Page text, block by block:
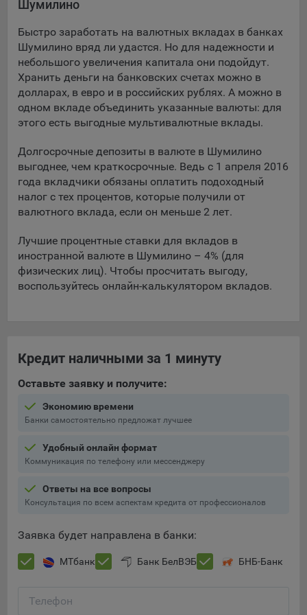
Подобные функции улучшают условия работы
9.3. Файлы cookie предпочтений, например, для настройки
контента. Данные файлы cookie собирают информацию о
выборе пользователя на сайте и его предпочтениях и
позволяют Обществу «запомнить» информацию о
выбранном пользователем городе и других местных
настройках для того, чтобы соответствующим образом
9.4. Аналитические файлы cookie, например
Яндекс.Метрика, Google Analytics. Данные файлы cookie
собирают информацию о том, как пользователь
использовал сайты, и позволяют Обществу вносить в них
улучшения.
Аналитические файлы cookie показывают, какие страницы
сайта Общества посещаются чаще всего, помогают
выявлять трудности, возникающие при использовании
сайта, а также позволяют оценить эффективность
9.5. Файлы cookie, применяемые для определения целевой
аудитории и в рекламных целях, например Яндекс.Метрика,
Технические/Функциональные, хранятся не более года;
Необходимые для функционирования веб-аналитических
платформ «Google Analytics», «Яндекс.Метрика»
передаются третьим лицам, часть из которых хранятся во
время пользования сайтом;
Остальные - не более года.
Отключение аналитических файлов cookie не позволяет
определять предпочтения пользователей сайта, в том числе
меры по совершенствованию работы сайта исходя из
Шумилино
Быстро заработать на валютных вкладах в банках
Шумилино вряд ли удастся. Но для надежности и
небольшого увеличения капитала они подойдут.
Хранить деньги на банковских счетах можно в
долларах, в евро и в российских рублях. А можно в
одном вкладе объединить указанные валюты: для
этого есть выгодные мультивалютные вклады.
Долгосрочные депозиты в валюте в Шумилино
выгоднее, чем краткосрочные. Ведь с 1 апреля 2016
года вкладчики обязаны оплатить подоходный
налог с тех процентов, которые получили от
валютного вклада, если он меньше 2 лет.
Лучшие процентные ставки для вкладов в
иностранной валюте в Шумилино – 4% (для
физических лиц). Чтобы просчитать выгоду,
воспользуйтесь онлайн-калькулятором вкладов.
Кредит наличными за 1 минуту
Оставьте заявку и получите:
Экономию времени
Банки самостоятельно предложат лучшее
Удобный онлайн формат
Коммуникация по телефону или мессенджеру
Ответы на все вопросы
Консультация по всем аспектам кредита от профессионалов
Заявка будет направлена в банки:
МТбанк Банк БелВЭБ БНБ-Банк
Телефон